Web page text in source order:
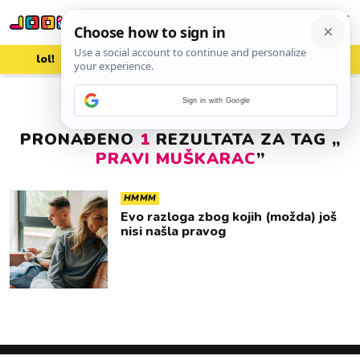
lol! aww vrh! woot?!
PRONAĐENO 1 REZULTATA ZA TAG „
PRAVI MUŠKARAC”
HMMM
Evo razloga zbog kojih (možda) još
nisi našla pravog
Sign in with Google